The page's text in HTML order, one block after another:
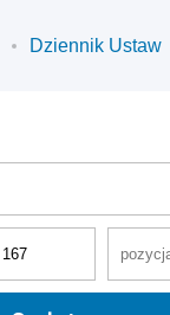
Dziennik Ustaw